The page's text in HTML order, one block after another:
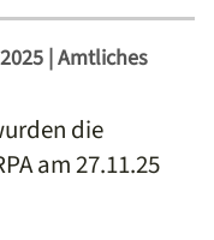
| Amtliches
die
am 27.11.25